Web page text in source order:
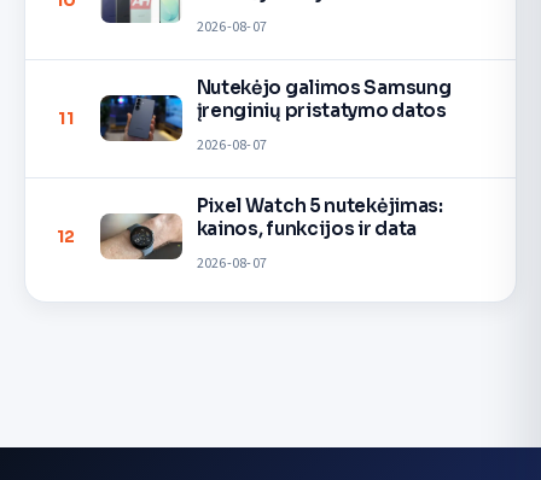
2026-08-07
11
Nutekėjo galimos Samsung
įrenginių pristatymo datos
2026-08-07
12
Pixel Watch 5 nutekėjimas:
kainos, funkcijos ir data
2026-08-07